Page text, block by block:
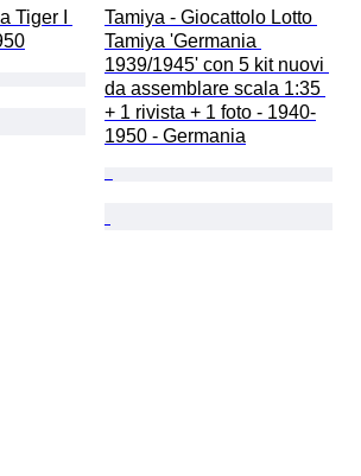
Tiger I
Tamiya - Giocattolo Lotto
Tamiya 'Germania
1939/1945' con 5 kit nuovi
da assemblare scala 1:35
+ 1 rivista + 1 foto - 1940-
1950 - Germania